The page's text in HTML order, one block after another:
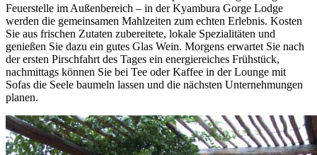
Feuerstelle im Außenbereich – in der Kyambura Gorge Lodge
werden die gemeinsamen Mahlzeiten zum echten Erlebnis. Kosten
Sie aus frischen Zutaten zubereitete, lokale Spezialitäten und
genießen Sie dazu ein gutes Glas Wein. Morgens erwartet Sie nach
der ersten Pirschfahrt des Tages ein energiereiches Frühstück,
nachmittags können Sie bei Tee oder Kaffee in der Lounge mit
Sofas die Seele baumeln lassen und die nächsten Unternehmungen
planen.